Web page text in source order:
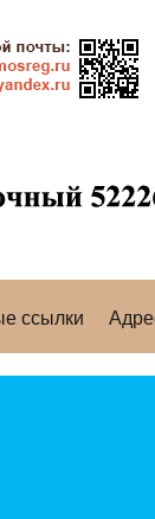
ссылки